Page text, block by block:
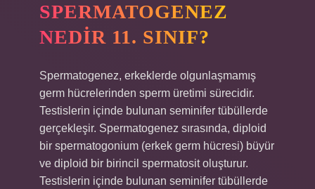
SPERMATOGENEZ
NEDIR 11. SINIF?
Spermatogenez, erkeklerde olgunlaşmamış
germ hücrelerinden sperm üretimi sürecidir.
Testislerin içinde bulunan seminifer tübüllerde
gerçekleşir. Spermatogenez sırasında, diploid
bir spermatogonium (erkek germ hücresi) büyür
ve diploid bir birincil spermatosit oluşturur.
Testislerin içinde bulunan seminifer tübüllerde